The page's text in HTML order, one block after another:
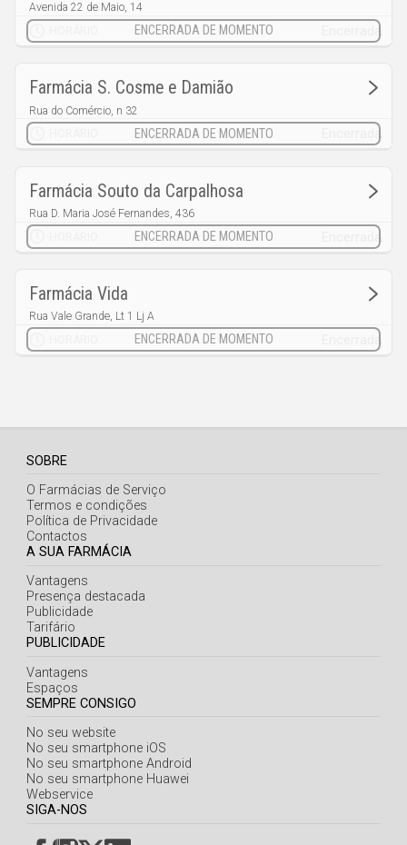
Avenida 22 de Maio, 14
Marrazes
Encerrada
Farmácia S. Cosme e Damião
Rua do Comércio, n 32
Bidoeira de Cima
Encerrada
Farmácia Souto da Carpalhosa
Rua D. Maria José Fernandes, 436
Souto da Carpalhosa
Encerrada
Farmácia Vida
Rua Vale Grande, Lt 1 Lj A
Telheiro - Barreira
Encerrada
SOBRE
O Farmácias de Serviço
Termos e condições
Política de Privacidade
Contactos
A SUA FARMÁCIA
Vantagens
Presença destacada
Publicidade
Tarifário
PUBLICIDADE
Vantagens
Espaços
SEMPRE CONSIGO
No seu website
No seu smartphone iOS
No seu smartphone Android
No seu smartphone Huawei
Webservice
SIGA-NOS